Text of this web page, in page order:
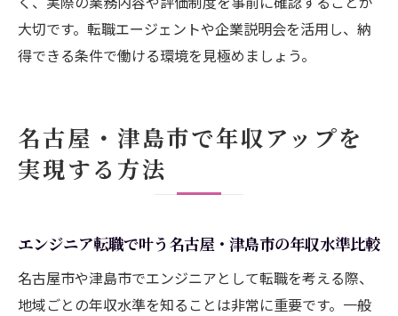
大切です。転職エージェントや企業説明会を活用し、納
得できる条件で働ける環境を見極めましょう。
名古屋・津島市で年収アップを
実現する方法
エンジニア転職で叶う名古屋・津島市の年収水準比較
名古屋市や津島市でエンジニアとして転職を考える際、
地域ごとの年収水準を知ることは非常に重要です。一般